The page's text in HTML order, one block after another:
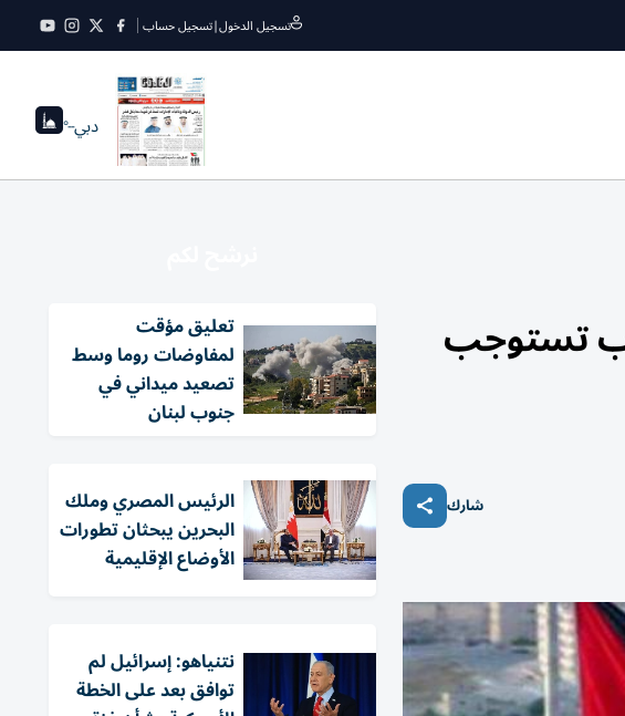
تسجيل الدخول|تسجيل حساب
دبي--°
تستوجب
شارك
تعليق مؤقت
لمفاوضات روما وسط
تصعيد ميداني في
جنوب لبنان
الرئيس المصري وملك
البحرين يبحثان تطورات
الأوضاع الإقليمية
نتنياهو: إسرائيل لم
توافق بعد على الخطة